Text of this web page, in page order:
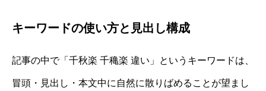
キーワードの使い方と見出し構成
記事の中で「千秋楽 千穐楽 違い」というキーワードは、
冒頭・見出し・本文中に自然に散りばめることが望まし